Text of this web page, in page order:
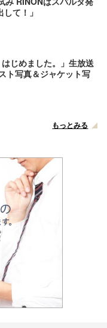
て！」
じめました。」生放送
ト写真＆ジャケット写
もっとみる